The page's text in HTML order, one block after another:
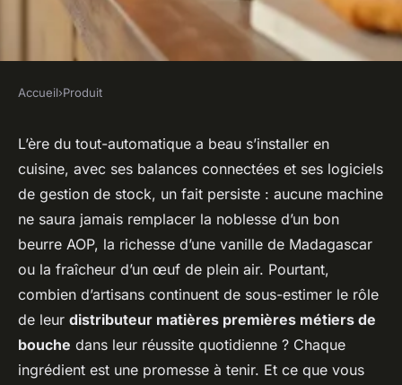
Pourquoi votre choix de
distributeur peut transformer
les métiers de bouche
Amable •15/05/2026 20:43•10 min de lecture
Accueil›Produit
L’ère du tout-automatique a beau s’installer en
cuisine, avec ses balances connectées et ses logiciels
de gestion de stock, un fait persiste : aucune machine
ne saura jamais remplacer la noblesse d’un bon
beurre AOP, la richesse d’une vanille de Madagascar
ou la fraîcheur d’un œuf de plein air. Pourtant,
combien d’artisans continuent de sous-estimer le rôle
de leur distributeur matières premières métiers de
bouche dans leur réussite quotidienne ? Chaque
ingrédient est une promesse à tenir. Et ce que vous